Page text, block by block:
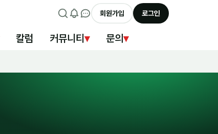
회원가입 로그인
칼럼 커뮤니티 ▾ 문의▾